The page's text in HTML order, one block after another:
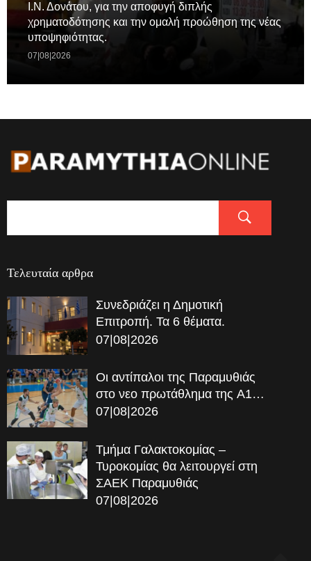
Ι.Ν. Δονάτου, για την αποφυγή διπλής
χρηματοδότησης και την ομαλή προώθηση της νέας
υποψηφιότητας.
07|08|2026
Τελευταία αρθρα
Συνεδριάζει η Δημοτική
Επιτροπή. Τα 6 θέματα.
07|08|2026
Οι αντίπαλοι της Παραμυθιάς
στο νεο πρωτάθλημα της A1…
07|08|2026
Τμήμα Γαλακτοκομίας –
Τυροκομίας θα λειτουργεί στη
ΣΑΕΚ Παραμυθιάς
07|08|2026